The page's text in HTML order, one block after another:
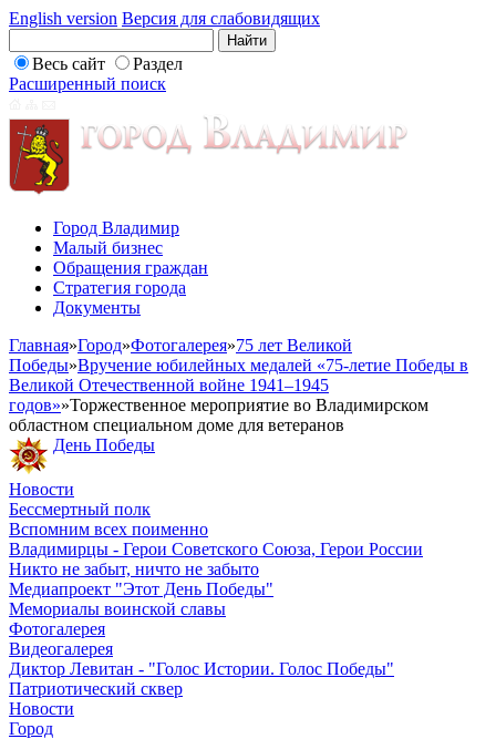
English version Версия для слабовидящих
Весь сайт
Раздел
Расширенный поиск
Город Владимир
Малый бизнес
Обращения граждан
Стратегия города
Документы
Главная»Город»Фотогалерея»75 лет Великой
Победы»Вручение юбилейных медалей «75-летие Победы в
Великой Отечественной войне 1941–1945
годов»»Торжественное мероприятие во Владимирском
областном специальном доме для ветеранов
День Победы
Новости
Бессмертный полк
Вспомним всех поименно
Владимирцы - Герои Советского Союза, Герои России
Никто не забыт, ничто не забыто
Медиапроект "Этот День Победы"
Мемориалы воинской славы
Фотогалерея
Видеогалерея
Диктор Левитан - "Голос Истории. Голос Победы"
Патриотический сквер
Новости
Город